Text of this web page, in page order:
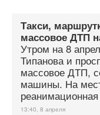
Такси,
массовое ДТП
Утром на 8
Типанова и
массовое ДТП,
машины. На
13:40, 8 апреля